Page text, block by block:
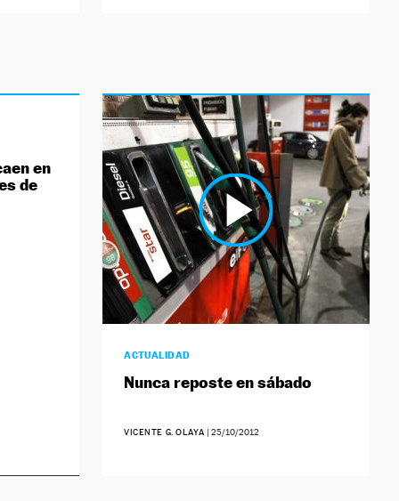
en
de
ACTUALIDAD
Nunca reposte en sábado
VICENTE G. OLAYA | 25/10/2012